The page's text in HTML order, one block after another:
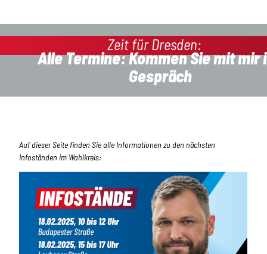
Zeit für Dresden:
Alle Termine: Kommen Sie mit mir
Gespräch
Auf dieser Seite finden Sie alle Informationen zu den nächsten
Infoständen im Wahlkreis: